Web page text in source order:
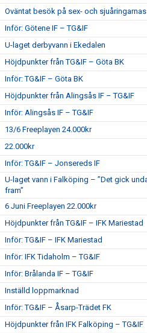
Oväntat besök på sex- och
Inför: Götene IF – TG&IF
U-laget derbyvann i Ekedalen
Höjdpunkter från TG&IF – Göta BK
Inför: TG&IF – Göta BK
Höjdpunkter från Alingsås IF – TG&IF
Inför: Alingsås IF – TG&IF
13/6 Freeplayen 24.000kr
22.000kr
Inför: TG&IF – Jonsereds IF
U-laget vann i Falköping – ”Det gick
fram”
6 Juni Freeplayen 22.000kr
Höjdpunkter från TG&IF – IFK Mariestad
Inför: TG&IF – IFK Mariestad
Inför: IFK Tidaholm – TG&IF
Inför: Brålanda IF – TG&IF
Inställd loppmarknad
Inför: TG&IF – Åsarp-Trädet FK
Höjdpunkter från IFK Falköping – TG&IF